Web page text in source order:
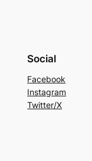
Social
Facebook
Instagram
Twitter/X